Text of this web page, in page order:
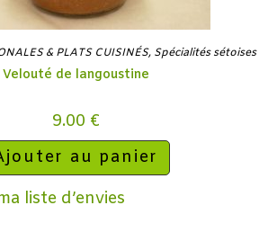
& PLATS CUISINÉS, Spécialités sétoises
Velouté de langoustine
9.00 €
au panier
liste d’envies